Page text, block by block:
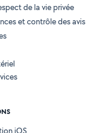
de la vie privée
et contrôle des avis
iOS